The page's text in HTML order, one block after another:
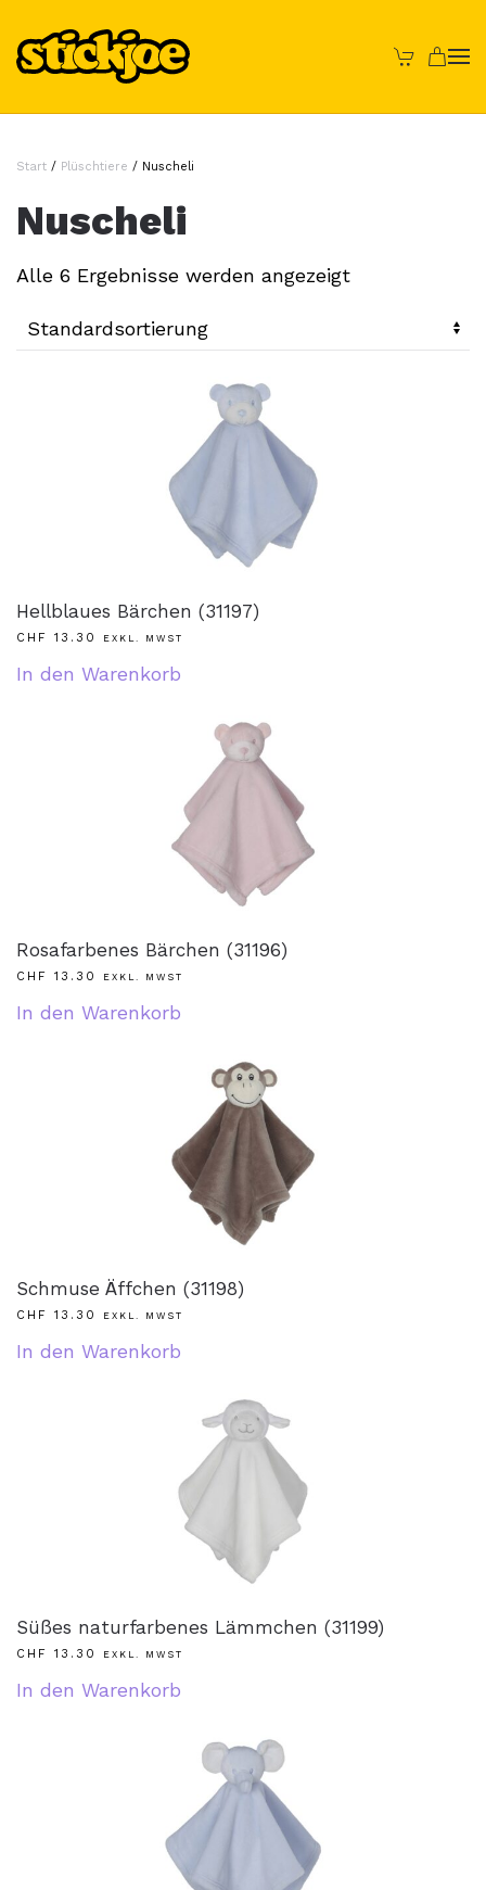
Skip to main content
Start / Plüschtiere / Nuscheli
Nuscheli
Alle 6 Ergebnisse werden angezeigt
Hellblaues Bärchen (31197)
CHF 13.30 EXKL. MWST
In den Warenkorb
Rosafarbenes Bärchen (31196)
CHF 13.30 EXKL. MWST
In den Warenkorb
Schmuse Äffchen (31198)
CHF 13.30 EXKL. MWST
In den Warenkorb
Süßes naturfarbenes Lämmchen (31199)
CHF 13.30 EXKL. MWST
In den Warenkorb